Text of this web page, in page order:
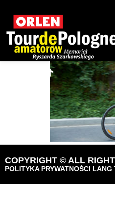
Tour
COPYRIGHT © ALL
POLITYKA PRYWATNOŚCI LANG